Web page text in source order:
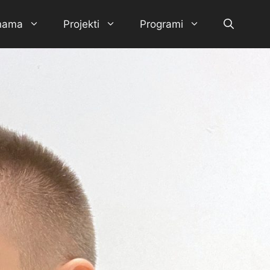
Projekti Programi